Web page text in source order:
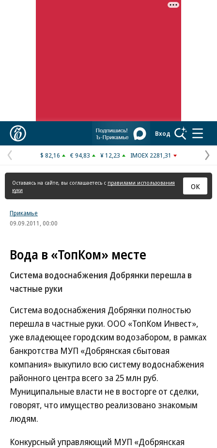
Вход
Предыдущая
страница
$ 82,16 € 94,83 ¥ 12,23 IMOEX 2281,31
Оставаясь на сайте, вы соглашаетесь с правилами использования
куки
ОК
Прикамье
09.09.2011, 00:00
Вода в «ТопКом» месте
Система водоснабжения Добрянки перешла в
частные руки
Система водоснабжения Добрянки полностью
перешла в частные руки. ООО «ТопКом Инвест»,
уже владеющее городским водозабором, в рамках
банкротства МУП «Добрянская сбытовая
компания» выкупило всю систему водоснабжения
районного центра всего за 25 млн руб.
Муниципальные власти не в восторге от сделки,
говорят, что имущество реализовано знакомым
людям.
Конкурсный управляющий МУП «Добрянская